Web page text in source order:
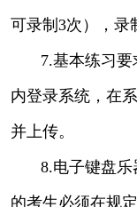
可录制3次），录
7.基本练习
内登录系统，在
并上传。
8.电子键盘乐
的考生必须在规